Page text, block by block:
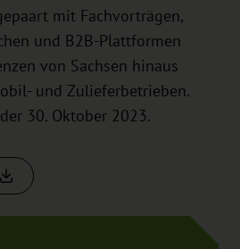
mit Fachvorträgen,
und B2B-Plattformen
von Sachsen hinaus
und Zulieferbetrieben.
30. Oktober 2023.